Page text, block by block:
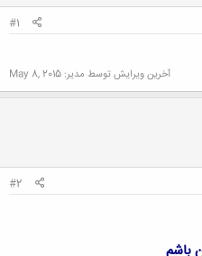
#1
آخرین ویرایش توسط مدیر: May 8, 2015
#2
باشم